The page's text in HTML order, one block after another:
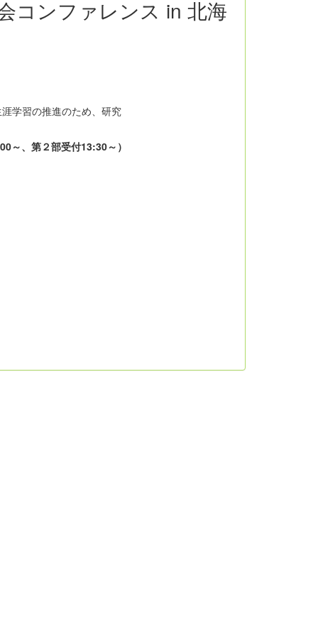
コンファレンス in 北海
学習の推進のため、研究
～、第２部受付13:30～）